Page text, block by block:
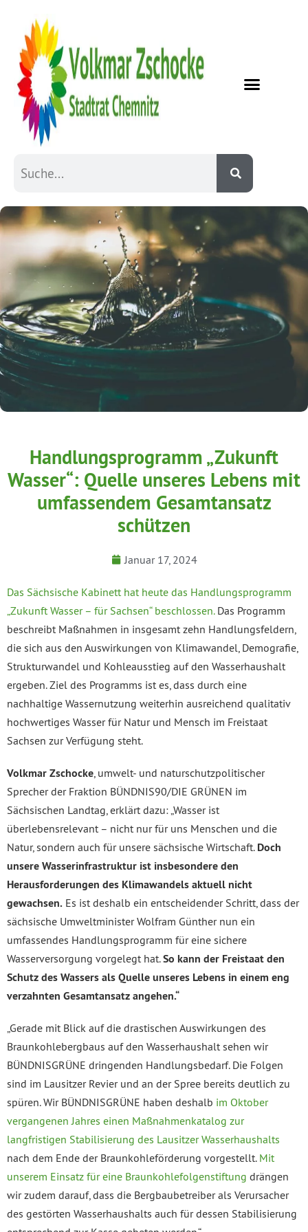
Handlungsprogramm „Zukunft
Wasser“: Quelle unseres Lebens mit
umfassendem Gesamtansatz
schützen
Januar 17, 2024
Das Sächsische Kabinett hat heute das Handlungsprogramm
„Zukunft Wasser – für Sachsen“ beschlossen.Das Programm
beschreibt Maßnahmen in insgesamt zehn Handlungsfeldern,
die sich aus den Auswirkungen von Klimawandel, Demografie,
Strukturwandel und Kohleausstieg auf den Wasserhaushalt
ergeben. Ziel des Programms ist es, dass durch eine
nachhaltige Wassernutzung weiterhin ausreichend qualitativ
hochwertiges Wasser für Natur und Mensch im Freistaat
Sachsen zur Verfügung steht.
Volkmar Zschocke , umwelt- und naturschutzpolitischer
Sprecher der Fraktion BÜNDNIS90/DIE GRÜNEN im
Sächsischen Landtag, erklärt dazu: „Wasser ist
überlebensrelevant – nicht nur für uns Menschen und die
Natur, sondern auch für unsere sächsische Wirtschaft. Doch
unsere Wasserinfrastruktur ist insbesondere den
Herausforderungen des Klimawandels aktuell nicht
gewachsen. Es ist deshalb ein entscheidender Schritt, dass der
sächsische Umweltminister Wolfram Günther nun ein
umfassendes Handlungsprogramm für eine sichere
Wasserversorgung vorgelegt hat.So kann der Freistaat den
Schutz des Wassers als Quelle unseres Lebens in einem eng
verzahnten Gesamtansatz angehen.“
„Gerade mit Blick auf die drastischen Auswirkungen des
Braunkohlebergbaus auf den Wasserhaushalt sehen wir
BÜNDNISGRÜNE dringenden Handlungsbedarf. Die Folgen
sind im Lausitzer Revier und an der Spree bereits deutlich zu
spüren. Wir BÜNDNISGRÜNE haben deshalb im Oktober
vergangenen Jahres einen Maßnahmenkatalog zur
langfristigen Stabilisierung des Lausitzer Wasserhaushalts
nach dem Ende der Braunkohleförderung vorgestellt. Mit
unserem Einsatz für eine Braunkohlefolgenstiftung drängen
wir zudem darauf, dass die Bergbaubetreiber als Verursacher
des gestörten Wasserhaushalts auch für dessen Stabilisierung